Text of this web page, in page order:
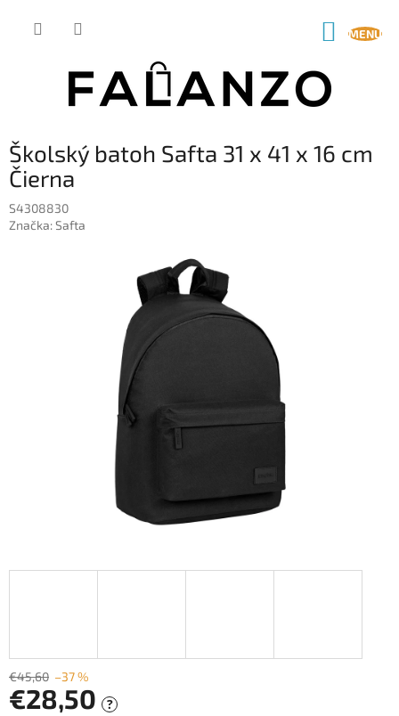
Školský batoh Safta 31 x 41 x 16 cm
Čierna
S4308830
Značka:Safta
€45,60 –37 %
€28,50 ?